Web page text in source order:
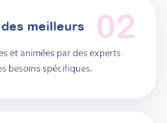
02
meilleurs
et animées par des experts
besoins spécifiques.